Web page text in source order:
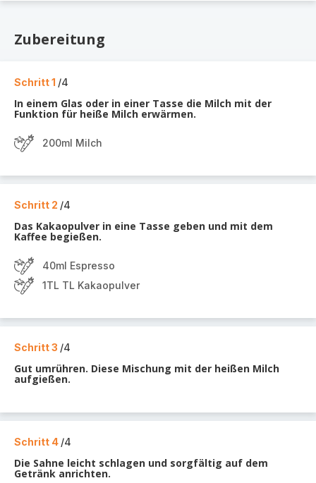
Zubereitung
Schritt 1 /4
In einem Glas oder in einer Tasse die Milch mit der
Funktion für heiße Milch erwärmen.
200ml Milch
Schritt 2 /4
Das Kakaopulver in eine Tasse geben und mit dem
Kaffee begießen.
40ml Espresso
1TL TL Kakaopulver
Schritt 3 /4
Gut umrühren. Diese Mischung mit der heißen Milch
aufgießen.
Schritt 4 /4
Die Sahne leicht schlagen und sorgfältig auf dem
Getränk anrichten.